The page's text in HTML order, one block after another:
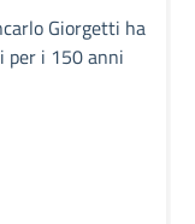
Giorgetti ha
per i 150 anni